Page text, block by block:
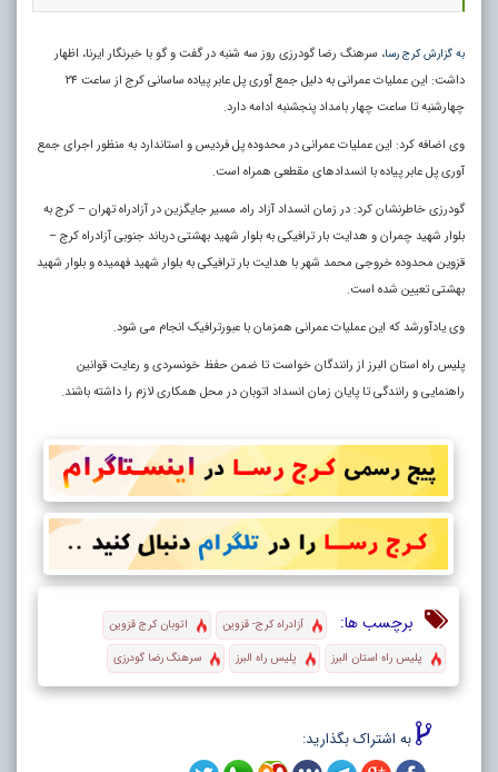
به گزارش کرج رسا، سرهنگ رضا گودرزی روز سه شنبه در گفت و گو با خبرنگار ایرنا، اظهار
داشت: این عملیات عمرانی به دلیل جمع آوری پل عابر پیاده ساسانی کرج از ساعت ۲۴
چهارشنبه تا ساعت چهار بامداد پنجشنبه ادامه دارد.
وی اضافه کرد: این عملیات عمرانی در محدوده پل فردیس و استاندارد به منظور اجرای جمع
آوری پل عابر پیاده با انسدادهای مقطعی همراه است.
گودرزی خاطرنشان کرد: در زمان انسداد آزاد راه، مسیر جایگزین در آزادراه تهران – کرج به
بلوار شهید چمران و هدایت بار ترافیکی به بلوار شهید بهشتی درباند جنوبی آزادراه کرج –
قزوین محدوده خروجی محمد شهر با هدایت بار ترافیکی به بلوار شهید فهمیده و بلوار شهید
بهشتی تعیین شده است.
وی یادآورشد که این عملیات عمرانی همزمان با عبورترافیک انجام می شود.
پلیس راه استان البرز از رانندگان خواست تا ضمن حفظ خونسردی و رعایت قوانین
راهنمایی و رانندگی تا پایان زمان انسداد اتوبان در محل همکاری لازم را داشته باشند.
برچسب ها: آزادراه کرج- قزوین
اتوبان کرج قزوین
پلیس راه استان البرز
پلیس راه البرز سرهنگ رضا گودرزی
به اشتراک بگذارید: